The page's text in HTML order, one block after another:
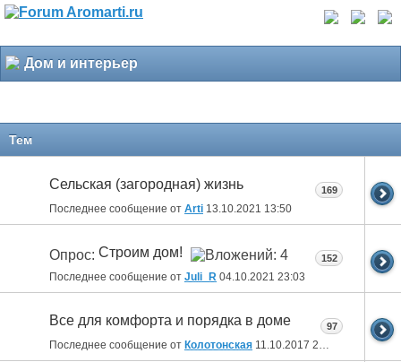
Дом и интерьер
Тем
Сельская (загородная) жизнь
Последнее сообщение от Arti 13.10.2021 13:50
169
Опрос: Строим дом!
Последнее сообщение от Juli_R 04.10.2021 23:03
152
Все для комфорта и порядка в доме
Последнее сообщение от Колотонская 11.10.2017 23:12
97